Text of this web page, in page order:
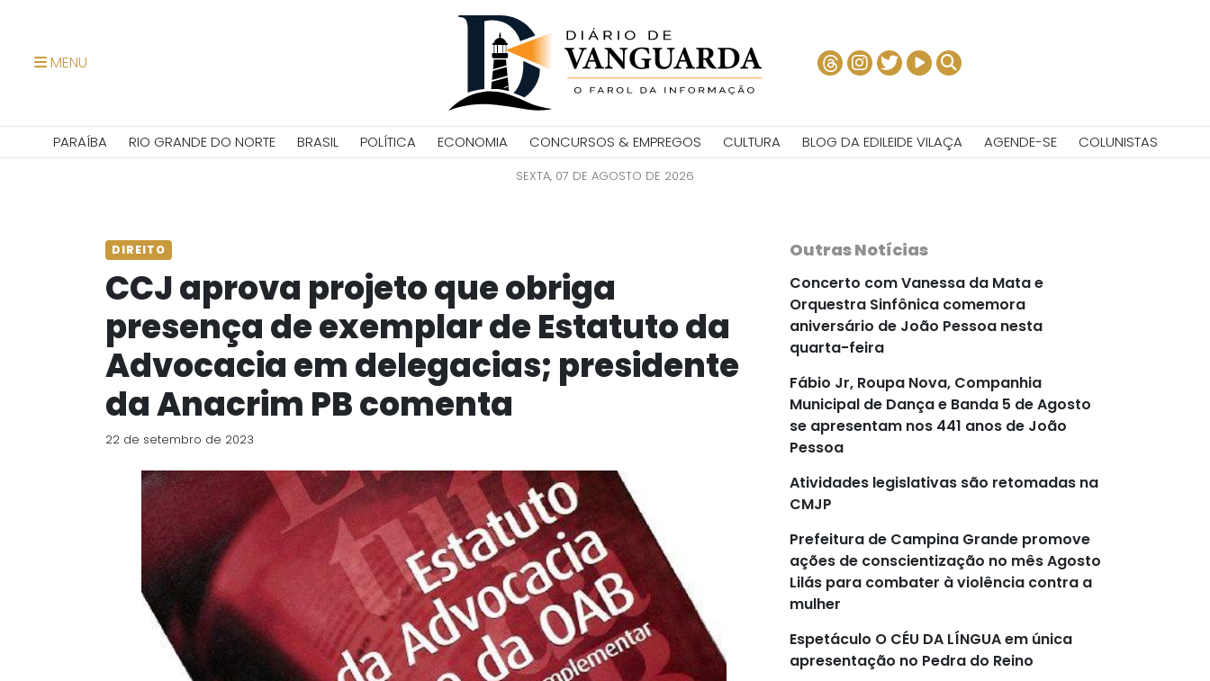
MENU
PARAÍBA RIO GRANDE DO NORTE BRASIL POLÍTICA ECONOMIA CONCURSOS & EMPREGOS CULTURA BLOG DA EDILEIDE VILAÇA AGENDE-SE COLUNISTAS
SEXTA, 07 DE AGOSTO DE 2026
DIREITO
CCJ aprova projeto que obriga
presença de exemplar de Estatuto da
Advocacia em delegacias; presidente
da Anacrim PB comenta
22 de setembro de 2023
Outras Notícias
Concerto com Vanessa da Mata e
Orquestra Sinfônica comemora
aniversário de João Pessoa nesta
quarta-feira
Fábio Jr, Roupa Nova, Companhia
Municipal de Dança e Banda 5 de Agosto
se apresentam nos 441 anos de João
Pessoa
Atividades legislativas são retomadas na
CMJP
Prefeitura de Campina Grande promove
ações de conscientização no mês Agosto
Lilás para combater à violência contra a
mulher
Espetáculo O CÉU DA LÍNGUA em única
apresentação no Pedra do Reino